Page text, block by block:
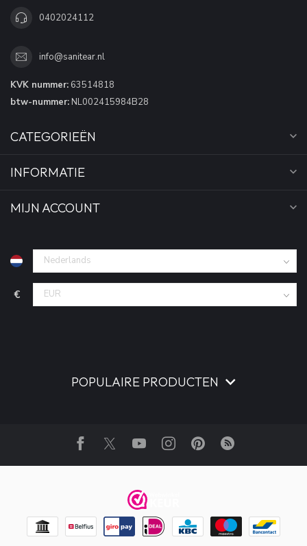
0402024112
info@sanitear.nl
KVK nummer: 63514818
btw-nummer: NL002415984B28
CATEGORIEËN
INFORMATIE
MIJN ACCOUNT
€
POPULAIRE PRODUCTEN